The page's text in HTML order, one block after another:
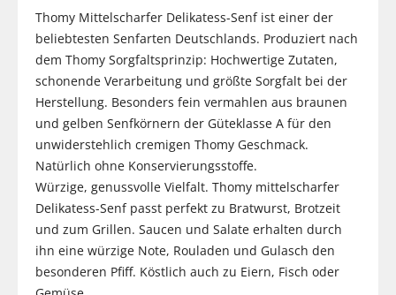
Thomy Mittelscharfer Delikatess-Senf ist einer der
beliebtesten Senfarten Deutschlands. Produziert nach
dem Thomy Sorgfaltsprinzip: Hochwertige Zutaten,
schonende Verarbeitung und größte Sorgfalt bei der
Herstellung. Besonders fein vermahlen aus braunen
und gelben Senfkörnern der Güteklasse A für den
unwiderstehlich cremigen Thomy Geschmack.
Natürlich ohne Konservierungsstoffe.
Würzige, genussvolle Vielfalt. Thomy mittelscharfer
Delikatess-Senf passt perfekt zu Bratwurst, Brotzeit
und zum Grillen. Saucen und Salate erhalten durch
ihn eine würzige Note, Rouladen und Gulasch den
besonderen Pfiff. Köstlich auch zu Eiern, Fisch oder